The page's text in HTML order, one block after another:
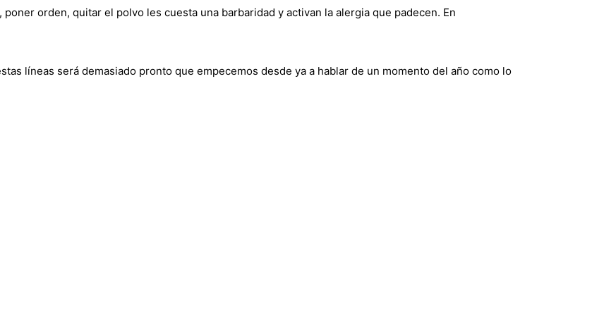
orden, quitar el polvo les cuesta una barbaridad y activan la alergia que padecen. En
líneas será demasiado pronto que empecemos desde ya a hablar de un momento del año como lo